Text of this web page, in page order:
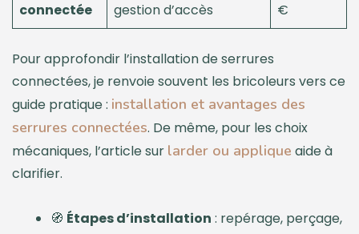
connectée
gestion d’accès
€
Pour approfondir l’installation de serrures
connectées, je renvoie souvent les bricoleurs vers ce
guide pratique : installation et avantages des
serrures connectées. De même, pour les choix
mécaniques, l’article sur larder ou applique aide à
clarifier.
🧭 Étapes d’installation : repérage, perçage,